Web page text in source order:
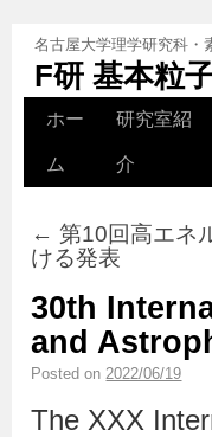
名古屋大学理学研究科・
F研 基本粒
ホー
ム
研究室紹
介
← 第10回高エネ
ける発表
30th
and
Posted on 2022/06/19
The XXX